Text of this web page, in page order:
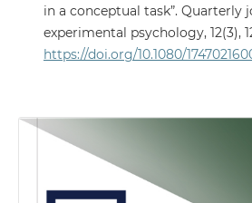
in a conceptual task”. Quarterly
experimental psychology, 12(3),
https://doi.org/10.1080/